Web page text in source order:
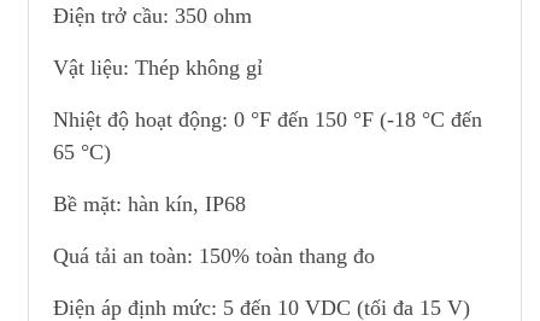
Điện trở cầu: 350 ohm
Vật liệu: Thép không gỉ
Nhiệt độ hoạt động: 0 °F đến 150 °F (-18 °C đến
65 °C)
Bề mặt: hàn kín, IP68
Quá tải an toàn: 150% toàn thang đo
Điện áp định mức: 5 đến 10 VDC (tối đa 15 V)